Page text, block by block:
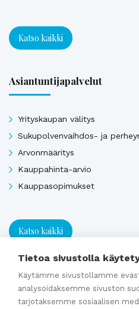
Katso kaikki
Asiantuntijapalvelut
Yrityskaupan välitys
Sukupolvenvaihdos- ja
Arvonmääritys
Kauppahinta-arvio
Kauppasopimukset
Katso kaikki
Ajankohtaista
Tietoa sivustolla
Käytämme sivustollamme
analysoidaksemme sivuston
tarjotaksemme sosiaalisen